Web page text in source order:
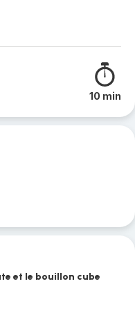
10 min
et le bouillon cube